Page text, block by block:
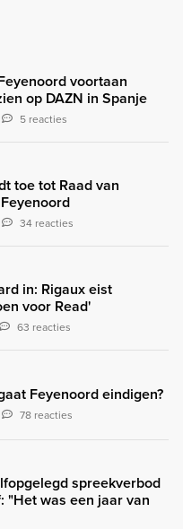
voortaan
op DAZN in Spanje
5 reacties
toe tot Raad van
34 reacties
in: Rigaux eist
voor Read'
63 reacties
Feyenoord eindigen?
78 reacties
spreekverbod
"Het was een jaar van